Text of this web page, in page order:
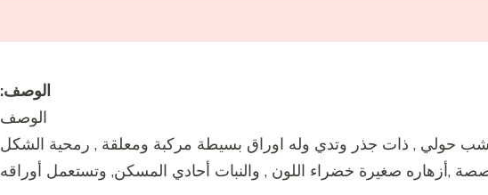
الوصف:
الوصف
حولي , ذات جذر وتدي وله اوراق بسيطة مركبة ومعلقة , رمحية الشكل
,أزهاره صغيرة خضراء اللون , والنبات أحادي المسكن, وتستعمل أوراقه